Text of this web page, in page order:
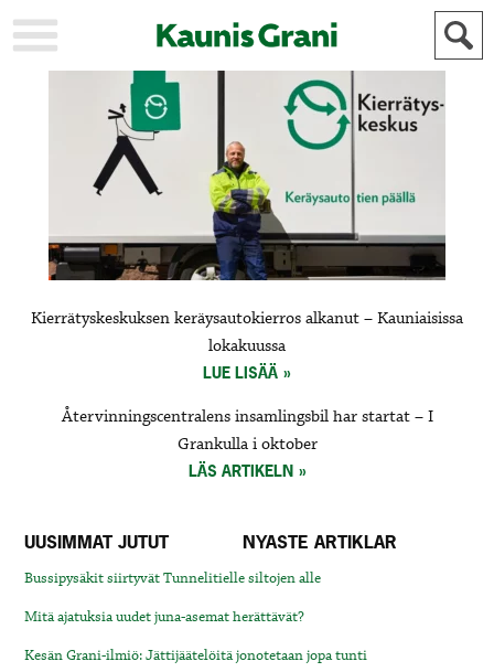
AJANKOHTAISTA
AKTUELLT
URHEILU
IDROTT
KULTTUURI
KULTUR
HISTORIA
HISTORIA
YLEINEN
ALLMÄN
MAINOSTAJILLE
ANNONSÖRER
Kierrätyskeskuksen keräysautokierros alkanut – Kauniaisissa
lokakuussa
LUE LISÄÄ
Återvinningscentralens insamlingsbil har startat – I
Grankulla i oktober
LÄS ARTIKELN
UUSIMMAT JUTUT NYASTE ARTIKLAR
Bussipysäkit siirtyvät Tunnelitielle siltojen alle
Mitä ajatuksia uudet juna-asemat herättävät?
Kesän Grani-ilmiö: Jättijäätelöitä jonotetaan jopa tunti